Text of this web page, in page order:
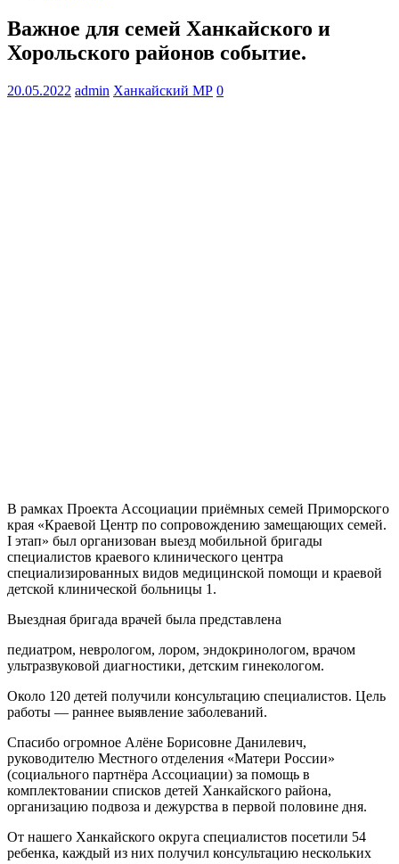
Важное для семей Ханкайского и
Хорольского районов событие.
20.05.2022 admin Ханкайский МР 0
В рамках Проекта Ассоциации приёмных семей Приморского
края «Краевой Центр по сопровождению замещающих семей.
I этап» был организован выезд мобильной бригады
специалистов краевого клинического центра
специализированных видов медицинской помощи и краевой
детской клинической больницы 1.
Выездная бригада врачей была представлена
педиатром, неврологом, лором, эндокринологом, врачом
ультразвуковой диагностики, детским гинекологом.
Около 120 детей получили консультацию специалистов. Цель
работы — раннее выявление заболеваний.
Спасибо огромное Алёне Борисовне Данилевич,
руководителю Местного отделения «Матери России»
(социального партнёра Ассоциации) за помощь в
комплектовании списков детей Ханкайского района,
организацию подвоза и дежурства в первой половине дня.
От нашего Ханкайского округа специалистов посетили 54
ребенка, каждый из них получил консультацию нескольких